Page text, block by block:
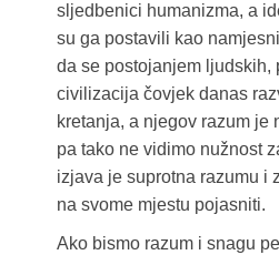
sljedbenici humanizma, a
su ga postavili kao
da se postojanjem ljudskih,
civilizacija čovjek danas
kretanja, a njegov razum je
pa tako ne vidimo nužnost
izjava je suprotna razumu i
na svome mjestu pojasniti.
Ako bismo razum i snagu